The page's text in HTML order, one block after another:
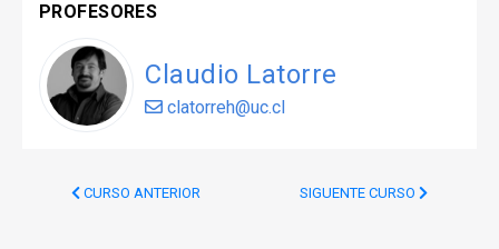
PROFESORES
Claudio Latorre
clatorreh@uc.cl
CURSO ANTERIOR SIGUENTE CURSO